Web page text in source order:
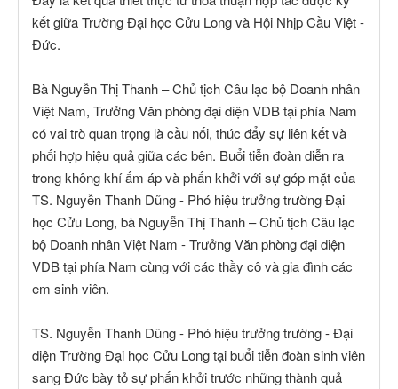
kết giữa Trường Đại học Cửu Long và Hội Nhịp Cầu Việt -
Đức.
Bà Nguyễn Thị Thanh – Chủ tịch Câu lạc bộ Doanh nhân
Việt Nam, Trưởng Văn phòng đại diện VDB tại phía Nam
có vai trò quan trọng là cầu nối, thúc đẩy sự liên kết và
phối hợp hiệu quả giữa các bên. Buổi tiễn đoàn diễn ra
trong không khí ấm áp và phấn khởi với sự góp mặt của
TS. Nguyễn Thanh Dũng - Phó hiệu trưởng trường Đại
học Cửu Long, bà Nguyễn Thị Thanh – Chủ tịch Câu lạc
bộ Doanh nhân Việt Nam - Trưởng Văn phòng đại diện
VDB tại phía Nam cùng với các thầy cô và gia đình các
em sinh viên.
TS. Nguyễn Thanh Dũng - Phó hiệu trưởng trường - Đại
diện Trường Đại học Cửu Long tại buổi tiễn đoàn sinh viên
sang Đức bày tỏ sự phấn khởi trước những thành quả